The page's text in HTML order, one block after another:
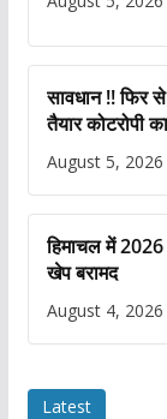
सावधान !! फिर
तैयार कोटरोपी
August 5, 2026
हिमाचल में
खेप बरामद
August 4, 2026
Latest